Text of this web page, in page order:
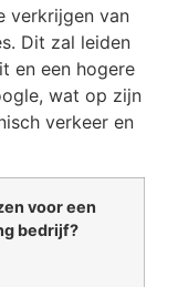
verkrijgen van
Dit zal leiden
en een hogere
wat op zijn
verkeer en
voor een
bedrijf?